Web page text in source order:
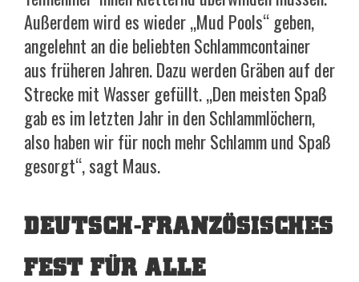
Außerdem wird es wieder „Mud Pools“ geben,
angelehnt an die beliebten Schlammcontainer
aus früheren Jahren. Dazu werden Gräben auf der
Strecke mit Wasser gefüllt. „Den meisten Spaß
gab es im letzten Jahr in den Schlammlöchern,
also haben wir für noch mehr Schlamm und Spaß
gesorgt“, sagt Maus.
DEUTSCH-FRANZÖSISCHES
FEST FÜR ALLE